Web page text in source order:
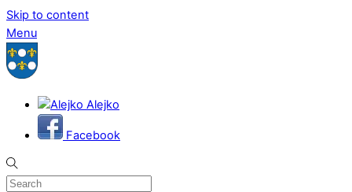
Skip to content
Menu
Alejko
Facebook